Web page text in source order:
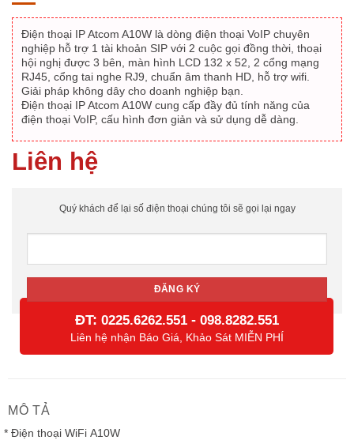
Điện thoại IP Atcom A10W là dòng điện thoại VoIP chuyên
nghiệp hỗ trợ 1 tài khoản SIP với 2 cuộc gọi đồng thời, thoại
hội nghị được 3 bên, màn hình LCD 132 x 52, 2 cổng mạng
RJ45, cổng tai nghe RJ9, chuẩn âm thanh HD, hỗ trợ wifi.
Giải pháp không dây cho doanh nghiệp bạn.
Điện thoại IP Atcom A10W cung cấp đầy đủ tính năng của
điện thoại VoIP, cấu hình đơn giản và sử dụng dễ dàng.
Liên hệ
Quý khách để lại số điện thoại chúng tôi sẽ gọi lại ngay
ĐT: 0225.6262.551 - 098.8282.551
Liên hệ nhận Báo Giá, Khảo Sát MIỄN PHÍ
MÔ TẢ
* Điện thoại WiFi A10W